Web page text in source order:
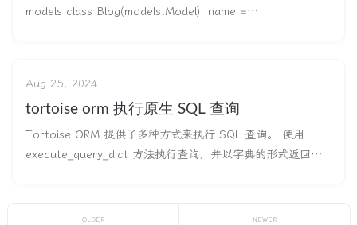
models class Blog(models.Model): name =
Aug 25, 2024
tortoise orm 执行原生 SQL 查询
Tortoise ORM 提供了多种方式来执行 SQL 查询。 使用
execute_query_dict 方法执行查询，并以字典的形式返回查
OLDER NEWER